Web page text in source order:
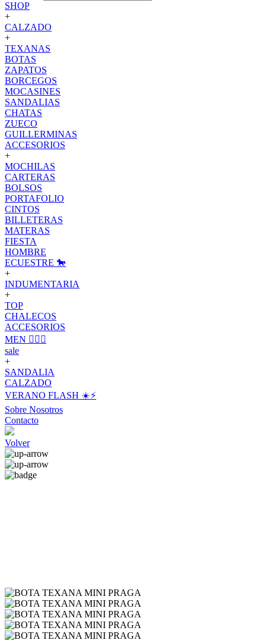
SHOP
+
CALZADO
+
TEXANAS
BOTAS
ZAPATOS
BORCEGOS
MOCASINES
SANDALIAS
CHATAS
ZUECO
GUILLERMINAS
ACCESORIOS
+
MOCHILAS
CARTERAS
BOLSOS
PORTAFOLIO
CINTOS
BILLETERAS
MATERAS
FIESTA
HOMBRE
ECUESTRE 🐎
+
INDUMENTARIA
+
TOP
CHALECOS
ACCESORIOS
MEN 🙋🏽‍♂️
sale
+
SANDALIA
CALZADO
VERANO FLASH ☀️⚡️
Sobre Nosotros
Contacto
Volver